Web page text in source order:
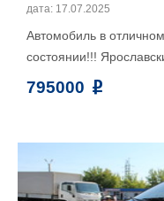
дата: 17.07.2025
Автомобиль в
состоянии!!!
795000